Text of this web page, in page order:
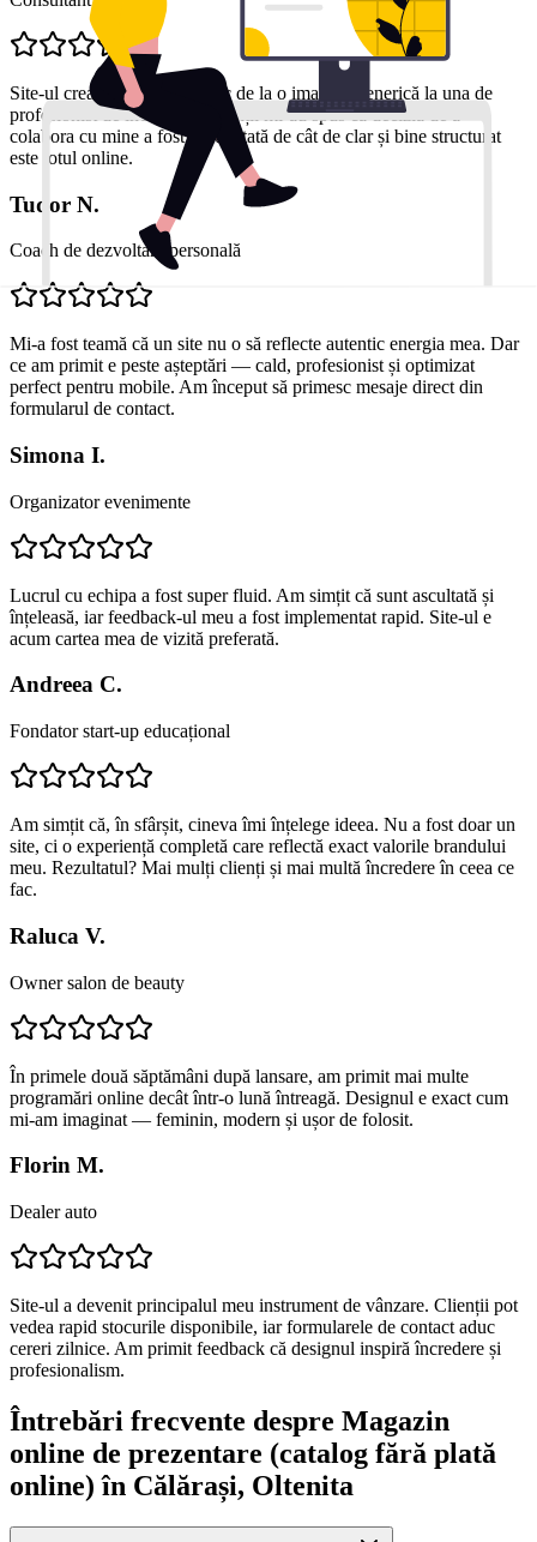
Site-ul creat m-a ajutat să trec de la o imagine generică la una de
profesionist de încredere. Clienții mi-au spus că decizia de a
colabora cu mine a fost influențată de cât de clar și bine structurat
este totul online.
Tudor N.
Coach de dezvoltare personală
Mi-a fost teamă că un site nu o să reflecte autentic energia mea. Dar
ce am primit e peste așteptări — cald, profesionist și optimizat
perfect pentru mobile. Am început să primesc mesaje direct din
formularul de contact.
Simona I.
Organizator evenimente
Lucrul cu echipa a fost super fluid. Am simțit că sunt ascultată și
înțeleasă, iar feedback-ul meu a fost implementat rapid. Site-ul e
acum cartea mea de vizită preferată.
Andreea C.
Fondator start-up educațional
Am simțit că, în sfârșit, cineva îmi înțelege ideea. Nu a fost doar un
site, ci o experiență completă care reflectă exact valorile brandului
meu. Rezultatul? Mai mulți clienți și mai multă încredere în ceea ce
fac.
Raluca V.
Owner salon de beauty
În primele două săptămâni după lansare, am primit mai multe
programări online decât într-o lună întreagă. Designul e exact cum
mi-am imaginat — feminin, modern și ușor de folosit.
Florin M.
Dealer auto
Site-ul a devenit principalul meu instrument de vânzare. Clienții pot
vedea rapid stocurile disponibile, iar formularele de contact aduc
cereri zilnice. Am primit feedback că designul inspiră încredere și
profesionalism.
Întrebări frecvente despre Magazin
online de prezentare (catalog fără plată
online) în Călărași, Oltenita